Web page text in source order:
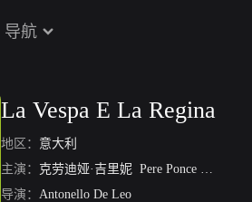
导航
La Vespa E La Regina
地区： 意大利
主演： 克劳迪娅·吉里妮 Pere Ponce Luigi
导演： Antonello De Leo